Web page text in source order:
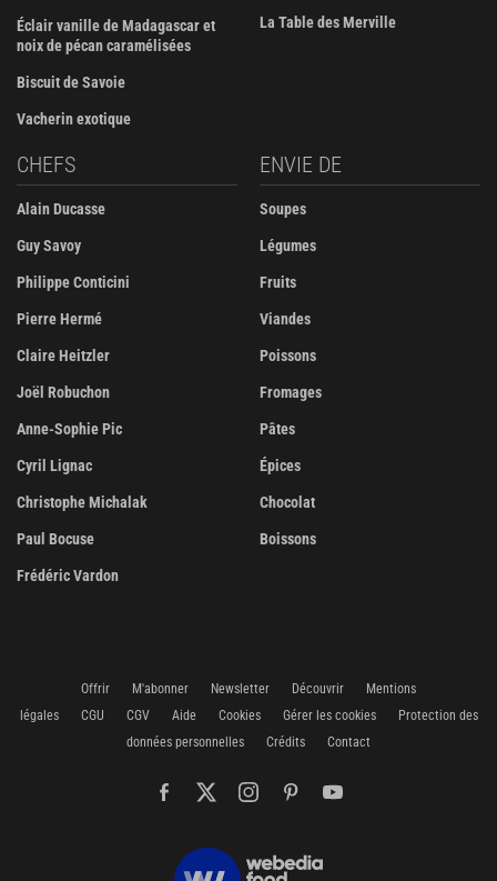
Éclair vanille de Madagascar et
noix de pécan caramélisées
Biscuit de Savoie
Vacherin exotique
La Table des Merville
CHEFS
Alain Ducasse
Guy Savoy
Philippe Conticini
Pierre Hermé
Claire Heitzler
Joël Robuchon
Anne-Sophie Pic
Cyril Lignac
Christophe Michalak
Paul Bocuse
Frédéric Vardon
ENVIE DE
Soupes
Légumes
Fruits
Viandes
Poissons
Fromages
Pâtes
Épices
Chocolat
Boissons
Offrir M'abonner Newsletter Découvrir
Mentions
légales
CGU CGV Aide Cookies Gérer les cookies
Protection des
données personnelles
Crédits Contact